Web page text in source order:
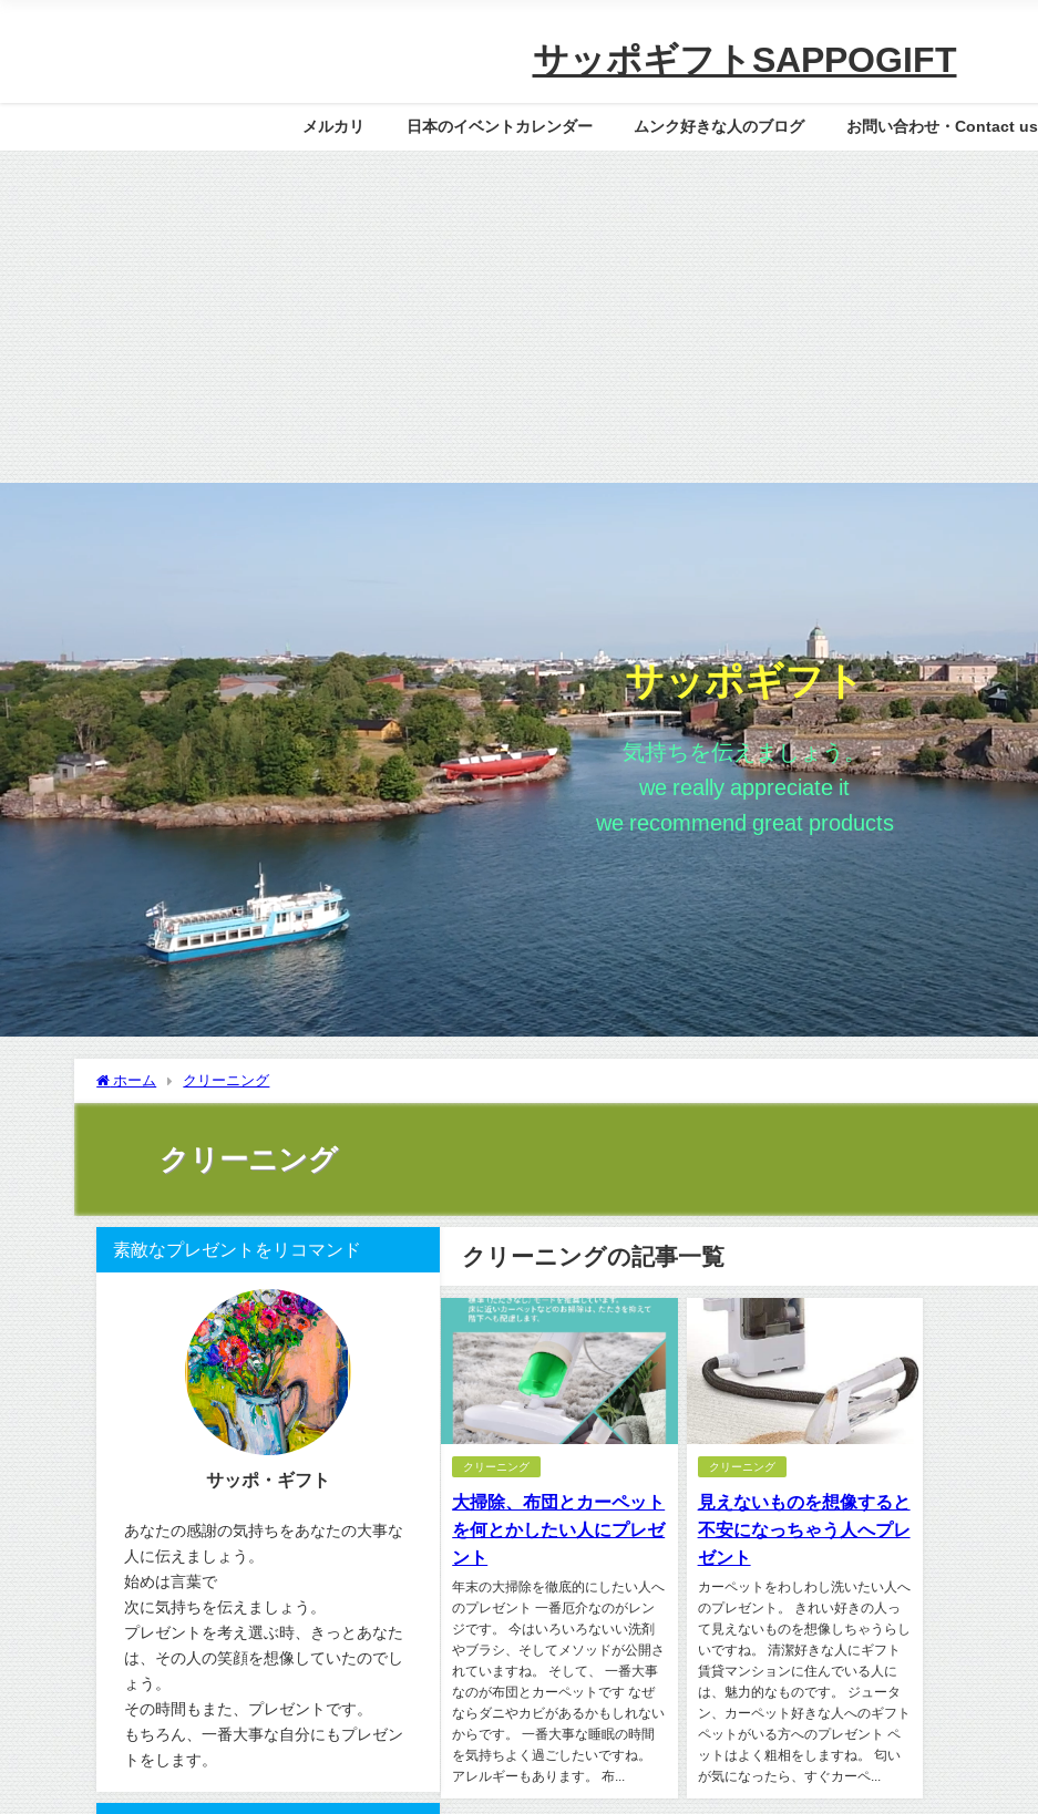
サッポギフトSAPPOGIFT
メルカリ 日本のイベントカレンダー ムンク好きな人のブログ お問い合わせ・Contact us
サッポギフト
気持ちを伝えましょう。
we really appreciate it
we recommend great products
ホーム クリーニング
クリーニング
クリーニングの記事一覧
クリーニング
大掃除、布団とカーペット
を何とかしたい人にプレゼ
ント
年末の大掃除を徹底的にしたい人へ
のプレゼント 一番厄介なのがレン
ジです。 今はいろいろないい洗剤
やブラシ、そしてメソッドが公開さ
れていますね。 そして、 一番大事
なのが布団とカーペットです なぜ
ならダニやカビがあるかもしれない
からです。 一番大事な睡眠の時間
を気持ちよく過ごしたいですね。
アレルギーもあります。 布...
クリーニング
見えないものを想像すると
不安になっちゃう人へプレ
ゼント
カーペットをわしわし洗いたい人へ
のプレゼント。 きれい好きの人っ
て見えないものを想像しちゃうらし
いですね。 清潔好きな人にギフト
賃貸マンションに住んでいる人に
は、魅力的なものです。 ジュータ
ン、カーペット好きな人へのギフト
ペットがいる方へのプレゼント ペ
ットはよく粗相をしますね。 匂い
が気になったら、すぐカーペ...
素敵なプレゼントをリコマンド
サッポ・ギフト
あなたの感謝の気持ちをあなたの大事な
人に伝えましょう。
始めは言葉で
次に気持ちを伝えましょう。
プレゼントを考え選ぶ時、きっとあなた
は、その人の笑顔を想像していたのでし
ょう。
その時間もまた、プレゼントです。
もちろん、一番大事な自分にもプレゼン
トをします。